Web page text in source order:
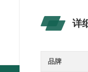
详
品牌